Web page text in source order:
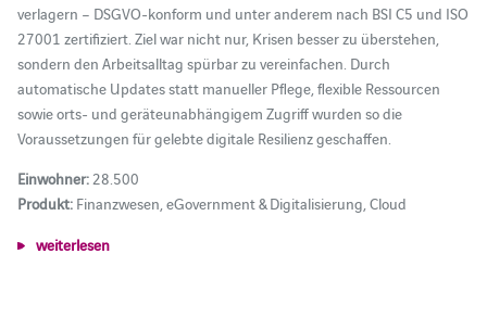
verlagern – DSGVO-konform und unter anderem nach BSI C5 und ISO
27001 zertifiziert. Ziel war nicht nur, Krisen besser zu überstehen,
sondern den Arbeitsalltag spürbar zu vereinfachen. Durch
automatische Updates statt manueller Pflege, flexible Ressourcen
sowie orts- und geräteunabhängigem Zugriff wurden so die
Voraussetzungen für gelebte digitale Resilienz geschaffen.
Einwohner:28.500
Produkt:Finanzwesen, eGovernment & Digitalisierung, Cloud
weiterlesen